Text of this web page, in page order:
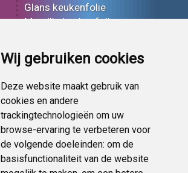
Wij gebruiken cookies
Deze website maakt gebruik van
cookies en andere
trackingtechnologieën om uw
browse-ervaring te verbeteren voor
de volgende doeleinden: om de
basisfunctionaliteit van de website
Glans keukenfolie
Metallic keukenfolie
Effect keukenfolie
Bedrukt keukenfolie
Carbon keukenfolie
Lampen folie
Functionele folie
Keukenfolie korting
Op bestelling
Pagina delen